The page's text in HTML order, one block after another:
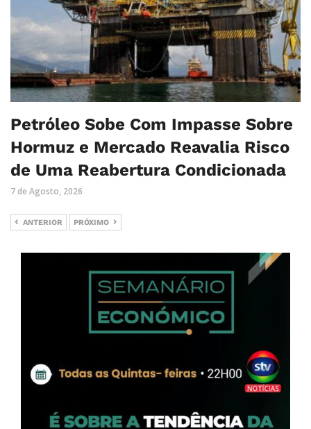
Petróleo Sobe Com Impasse Sobre
Hormuz e Mercado Reavalia Risco
de Uma Reabertura Condicionada
7 de Agosto, 2026
ANTERIOR PRÓXIMO